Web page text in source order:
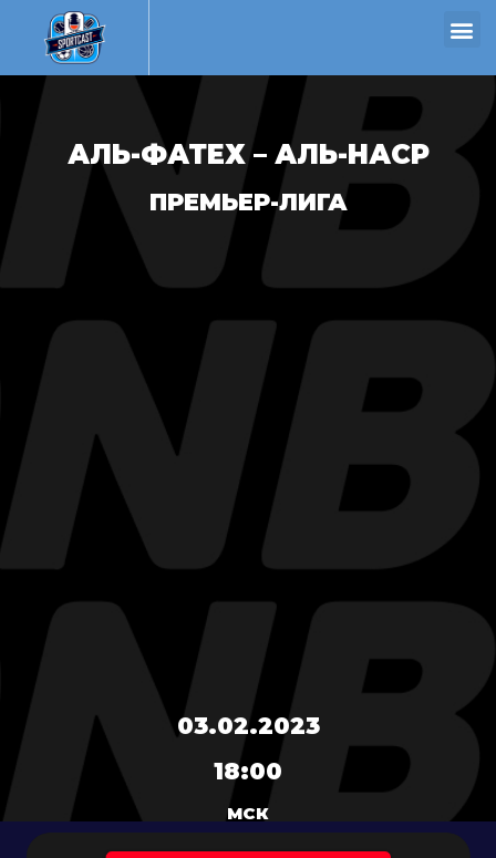
АЛЬ-ФАТЕХ – АЛЬ-НАСР
ПРЕМЬЕР-ЛИГА
03.02.2023
18:00
МСК